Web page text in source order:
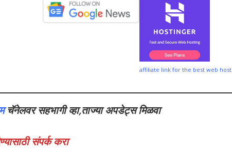
affiliate link for the best web host
चॅनेलवर सहभागी व्हा,ताज्या अपडेट्स मिळवा
संपर्क करा